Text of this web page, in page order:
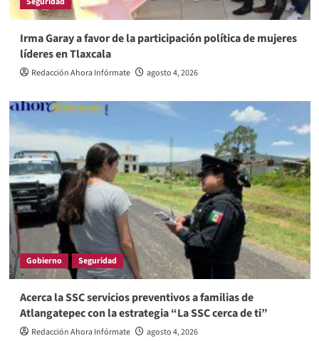
Irma Garay a favor de la participación política de mujeres
líderes en Tlaxcala
Redacción Ahora Infórmate agosto 4, 2026
Gobierno Seguridad
Acerca la SSC servicios preventivos a familias de
Atlangatepec con la estrategia “La SSC cerca de ti”
Redacción Ahora Infórmate agosto 4, 2026